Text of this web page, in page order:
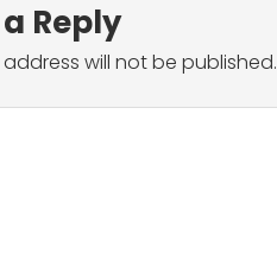
Reply
will not be published.